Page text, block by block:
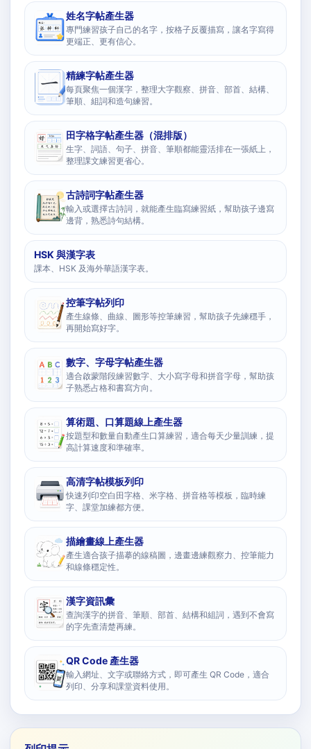
姓名字帖產生器
專門練習孩子自己的名字，按格子反覆描寫，讓名字寫得
更端正、更有信心。
精練字帖產生器
每頁聚焦一個漢字，整理大字觀察、拼音、部首、結構、
筆順、組詞和造句練習。
田字格字帖產生器（混排版）
生字、詞語、句子、拼音、筆順都能靈活排在一張紙上，
整理課文練習更省心。
古詩詞字帖產生器
輸入或選擇古詩詞，就能產生臨寫練習紙，幫助孩子邊寫
邊背，熟悉詩句結構。
HSK 與漢字表
課本、HSK 及海外華語漢字表。
控筆字帖列印
產生線條、曲線、圖形等控筆練習，幫助孩子先練穩手，
再開始寫好字。
數字、字母字帖產生器
適合啟蒙階段練習數字、大小寫字母和拼音字母，幫助孩
子熟悉占格和書寫方向。
算術題、口算題線上產生器
按題型和數量自動產生口算練習，適合每天少量訓練，提
高計算速度和準確率。
高清字帖模板列印
快速列印空白田字格、米字格、拼音格等模板，臨時練
字、課堂加練都方便。
描繪畫線上產生器
產生適合孩子描摹的線稿圖，邊畫邊練觀察力、控筆能力
和線條穩定性。
漢字資訊彙
查詢漢字的拼音、筆順、部首、結構和組詞，遇到不會寫
的字先查清楚再練。
QR Code 產生器
輸入網址、文字或聯絡方式，即可產生 QR Code，適合
列印、分享和課堂資料使用。